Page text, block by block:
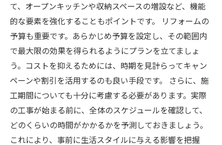
て、オープンキッチンや収納スペースの増設など、機能
的な要素を強化することもポイントです。 リフォームの
予算も重要です。あらかじめ予算を設定し、その範囲内
で最大限の効果を得られるようにプランを立てましょ
う。コストを抑えるためには、時期を見計らってキャン
ペーンや割引を活用するのも良い手段です。 さらに、施
工期間についても十分に考慮する必要があります。実際
の工事が始まる前に、全体のスケジュールを確認して、
どのくらいの時間がかかるかを予測しておきましょう。
これにより、事前に生活スタイルに与える影響を把握